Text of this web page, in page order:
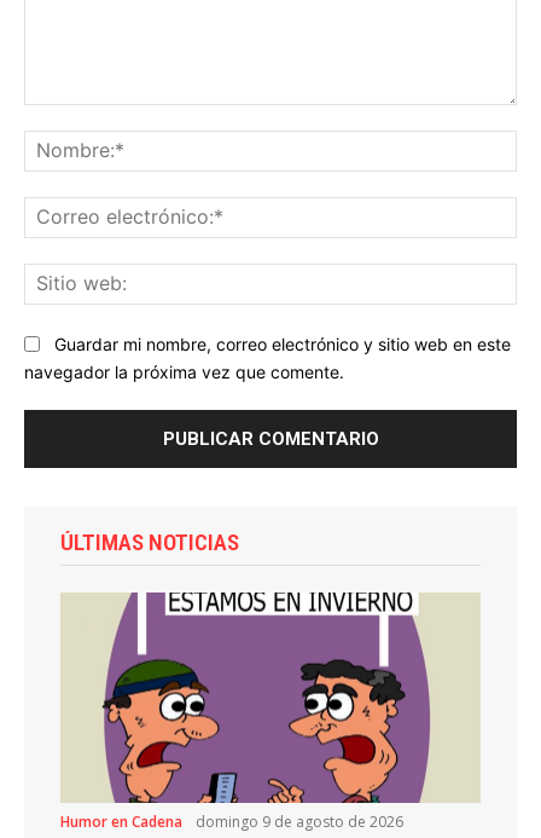
Guardar mi nombre, correo electrónico y sitio web en este
navegador la próxima vez que comente.
ÚLTIMAS NOTICIAS
Humor en Cadena domingo 9 de agosto de 2026